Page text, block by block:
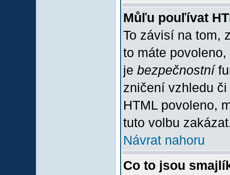
Můľu pouľívat
To závisí na tom,
to máte
je bezpečnostní
zničení vzhledu
HTML povoleno,
tuto volbu
Návrat nahoru
Co to jsou